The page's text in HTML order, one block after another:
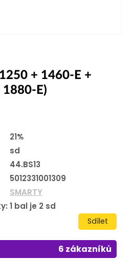
+ 1460-E +
1880-E)
21%
sd
44.BS13
5012331001309
SMARTY
1 bal je 2 sd
Sdílet
6 zákazníků